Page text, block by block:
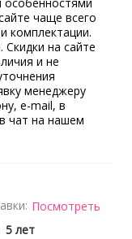
чаще всего
комплектации.
на сайте
и не
менеджеру
e-mail, в
чат на нашем
Посмотреть
5 лет